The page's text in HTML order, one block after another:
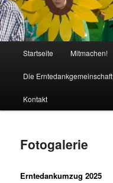
Startseite Mitmachen!
Die Erntedankgemeinschaft
Kontakt
Fotogalerie
Erntedankumzug 2025